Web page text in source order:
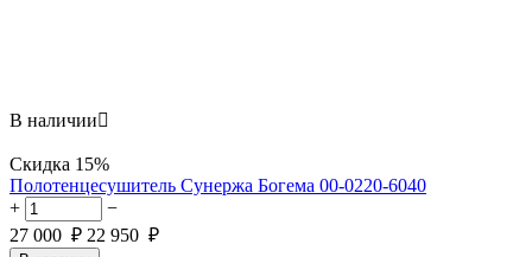
В наличии
Скидка 15%
​Полотенцесушитель Сунержа Богема 00-0220-6040
+
−
27 000 ₽ 22 950 ₽